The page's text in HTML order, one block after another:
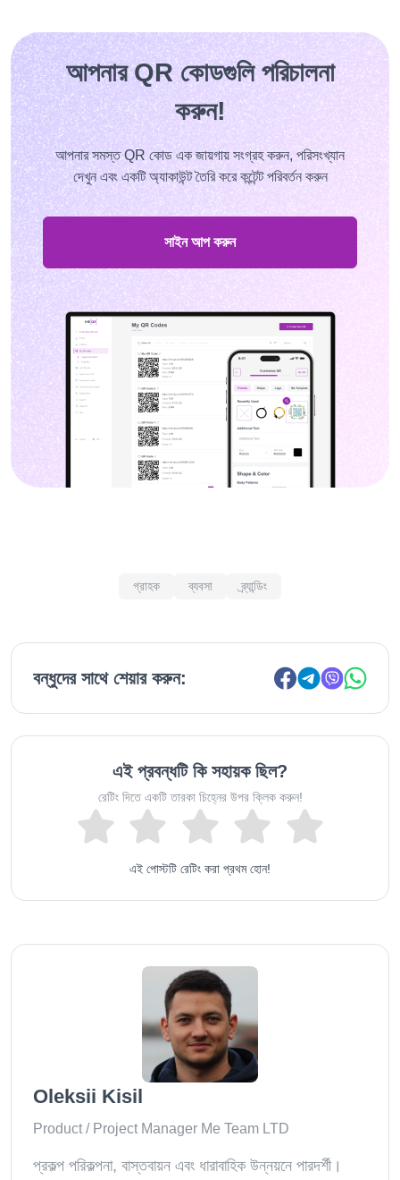
আপনার QR কোডগুলি পরিচালনা
করুন!
আপনার সমস্ত QR কোড এক জায়গায় সংগ্রহ করুন, পরিসংখ্যান
দেখুন এবং একটি অ্যাকাউন্ট তৈরি করে কন্টেন্ট পরিবর্তন করুন
সাইন আপ করুন
গ্রাহক ব্যবসা ব্র্যান্ডিং
বন্ধুদের সাথে শেয়ার করুন:
এই প্রবন্ধটি কি সহায়ক ছিল?
রেটিং দিতে একটি তারকা চিহ্নের উপর ক্লিক করুন!
এই পোস্টটি রেটিং করা প্রথম হোন!
Oleksii Kisil
Product / Project Manager Me Team LTD
প্রকল্প পরিকল্পনা, বাস্তবায়ন এবং ধারাবাহিক উন্নয়নে পারদর্শী।